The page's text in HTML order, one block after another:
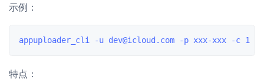
示例：
特点：